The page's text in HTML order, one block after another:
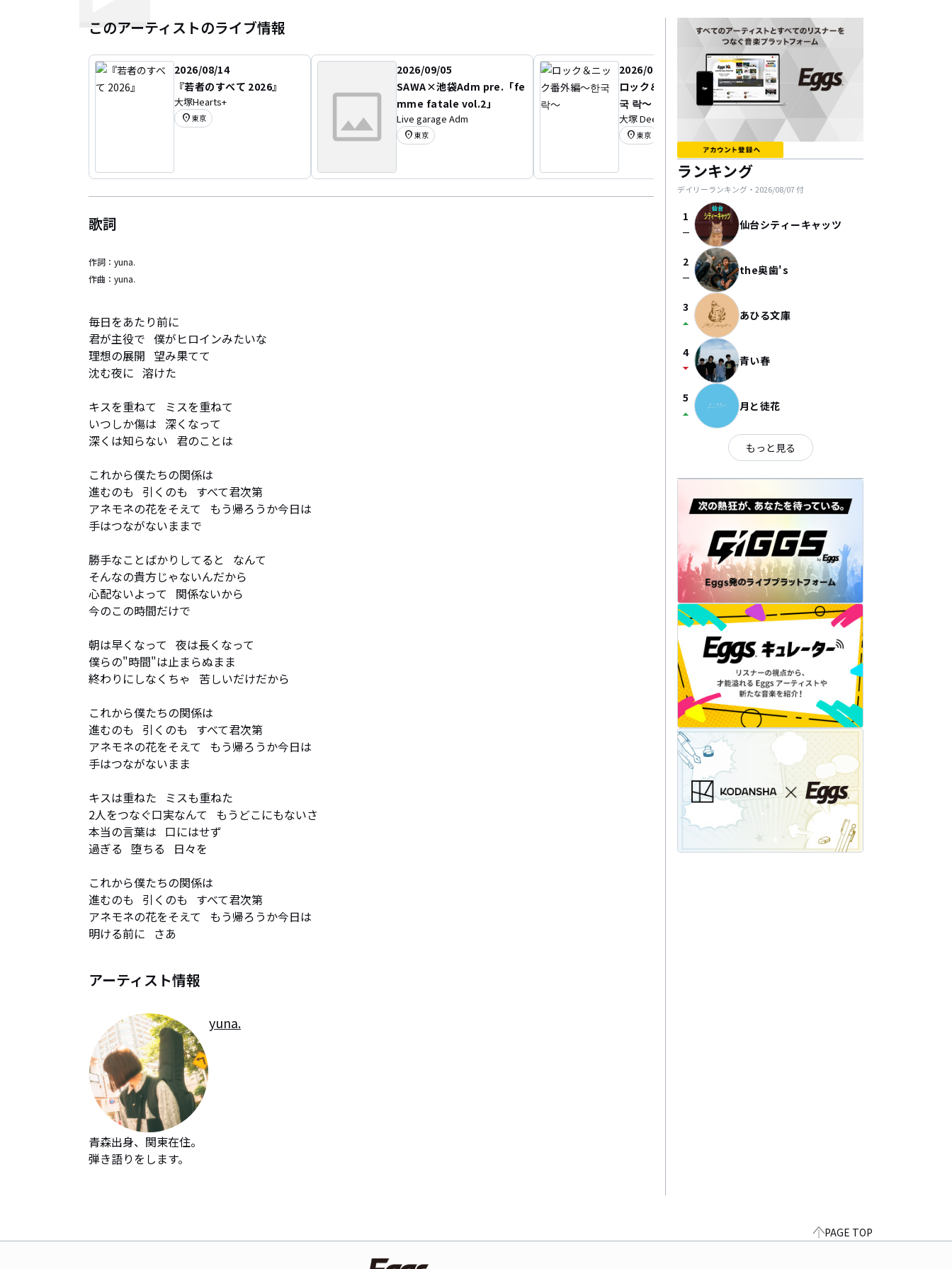
このアーティストのライブ情報
2026/08/14
『若者のすべて 2026』
大塚Hearts+
location_on 東京
2026/09/05
SAWA×池袋Adm pre.「fe
mme fatale vol.2」
Live garage Adm
location_on 東京
2026/09/09
ロック＆ニック番外編～한
국 락～
大塚 Deepa
location_on 東京
歌詞
作詞： yuna.
作曲： yuna.
毎日をあたり前に
君が主役で   僕がヒロインみたいな
理想の展開   望み果てて
沈む夜に   溶けた
キスを重ねて   ミスを重ねて
いつしか傷は   深くなって
深くは知らない   君のことは
これから僕たちの関係は
進むのも   引くのも   すべて君次第
アネモネの花をそえて   もう帰ろうか今日は
手はつながないままで
勝手なことばかりしてると   なんて
そんなの貴方じゃないんだから
心配ないよって   関係ないから
今のこの時間だけで
朝は早くなって   夜は長くなって
僕らの"時間"は止まらぬまま
終わりにしなくちゃ   苦しいだけだから
これから僕たちの関係は
進むのも   引くのも   すべて君次第
アネモネの花をそえて   もう帰ろうか今日は
手はつながないまま
キスは重ねた   ミスも重ねた
2人をつなぐ口実なんて   もうどこにもないさ
本当の言葉は   口にはせず
過ぎる   堕ちる   日々を
これから僕たちの関係は
進むのも   引くのも   すべて君次第
アネモネの花をそえて   もう帰ろうか今日は
明ける前に   さあ
アーティスト情報
yuna.
青森出身、関東在住。
弾き語りをします。
ランキング
デイリーランキング・ 2026/08/07付
1
check_indeterminate_small 仙台シティーキャッツ
2
check_indeterminate_small the奥歯's
3
arrow_drop_up あひる文庫
4
arrow_drop_down 青い春
5
arrow_drop_up 月と徒花
もっと見る
PAGE TOP